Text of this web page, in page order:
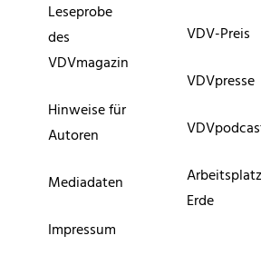
Leseprobe
des
VDVmagazin
Hinweise für
Autoren
Mediadaten
Impressum
VDV-Preis
VDVpresse
Erde